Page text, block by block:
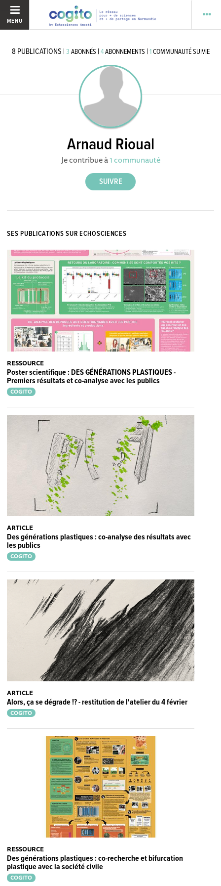
MENU
8 PUBLICATIONS | 3 ABONNÉS | 4ABONNEMENTS | 1COMMUNAUTÉ SUIVIE
Arnaud Rioual
Je contribue à1 communauté
SES PUBLICATIONS SUR ECHOSCIENCES
RESSOURCE
Poster scientifique : DES GÉNÉRATIONS PLASTIQUES -
Premiers résultats et co-analyse avec les publics
COGITO
ARTICLE
Des générations plastiques : co-analyse des résultats avec
les publics
COGITO
ARTICLE
Alors, ça se dégrade !? - restitution de l'atelier du 4 février
COGITO
RESSOURCE
Des générations plastiques : co-recherche et bifurcation
plastique avec la société civile
COGITO